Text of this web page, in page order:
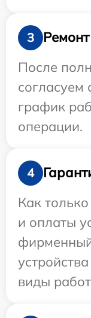
3
После
согласуем
график
операции.
4
Как
и оплаты
виды